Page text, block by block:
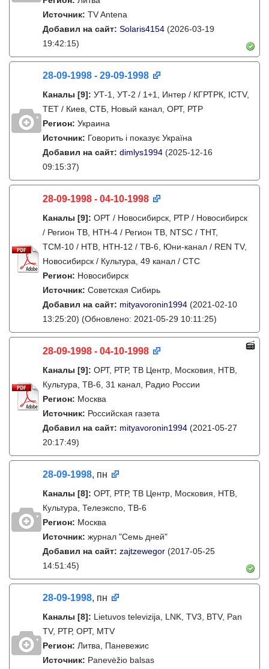
Источник: TV Antena
Добавил на сайт: Solaris4154 (2026-03-19
19:42:15)
28-09-1998 - 29-09-1998
Каналы [9]: УТ-1, УТ-2 / 1+1, Интер / КГРТРК, ICTV,
ТЕТ / Киев, СТБ, Новый канал, ОРТ, РТР
Регион: Украина
Источник: Говорить і показує Україна
Добавил на сайт: dimlys1994 (2025-12-16
09:15:37)
28-09-1998 - 04-10-1998
Каналы [9]: ОРТ / Новосибирск, РТР / Новосибирск
/ Регион ТВ, НТН-4 / Регион ТВ, NTSC / ТНТ,
ТСМ-10 / НТВ, НТН-12 / ТВ-6, Юни-канал / REN TV,
Новосибирск / Культура, 49 канал / СТС
Регион: Новосибирск
Источник: Советская Сибирь
Добавил на сайт: mityavoronin1994 (2021-02-10
13:25:20) (Обновлено: 2021-05-29 10:11:25)
28-09-1998 - 04-10-1998
Каналы [9]: ОРТ, РТР, ТВ Центр, Московия, НТВ,
Культура, ТВ-6, 31 канал, Радио России
Регион: Москва
Источник: Российская газета
Добавил на сайт: mityavoronin1994 (2021-05-27
20:17:49)
28-09-1998, пн
Каналы [8]: ОРТ, РТР, ТВ Центр, Московия, НТВ,
Культура, Телеэкспо, ТВ-6
Регион: Москва
Источник: журнал "Семь дней"
Добавил на сайт: zajtzewegor (2017-05-25
14:51:45)
28-09-1998, пн
Каналы [8]: Lietuvos televizija, LNK, TV3, BTV, Pan
TV, РТР, ОРТ, MTV
Регион: Литва, Паневежис
Источник: Panevėžio balsas